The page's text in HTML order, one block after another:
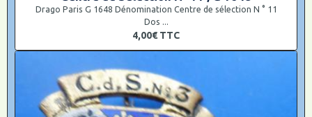
Drago Paris G 1648 Dénomination Centre de sélection N ° 11
Dos ...
4,00€ TTC